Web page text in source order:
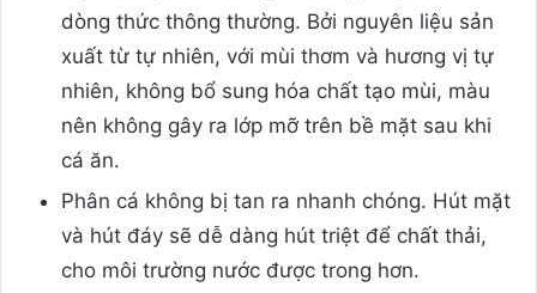
dòng thức thông thường. Bởi nguyên liệu sản
xuất từ tự nhiên, với mùi thơm và hương vị tự
nhiên, không bổ sung hóa chất tạo mùi, màu
nên không gây ra lớp mỡ trên bề mặt sau khi
cá ăn.
Phân cá không bị tan ra nhanh chóng. Hút mặt
và hút đáy sẽ dễ dàng hút triệt để chất thải,
cho môi trường nước được trong hơn.